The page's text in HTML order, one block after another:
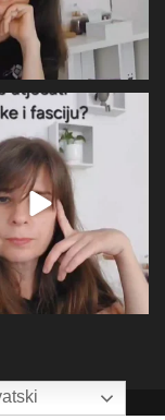
o utjecaju
na sve
21 0